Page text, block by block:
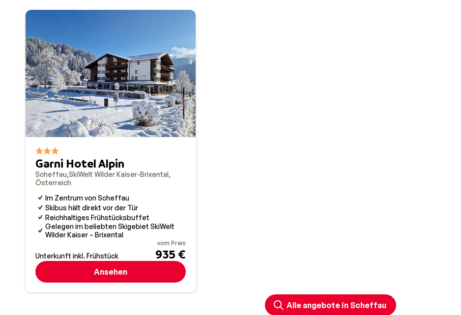
perfekt für Familien mit Kindern, die schon alleine rodeln können. Tolle Angebote für Hotels und Unterkünfte in
Garni Hotel Alpin
Scheffau SkiWelt Wilder Kaiser-Brixental
Österreich
Im Zentrum von Scheffau
Skibus hält direkt vor der Tür
Reichhaltiges Frühstücksbuffet
Gelegen im beliebten Skigebiet SkiWelt
Wilder Kaiser – Brixental
Unterkunft inkl. Frühstück
vom Preis
935 €
Ansehen
Alle angebote in Scheffau